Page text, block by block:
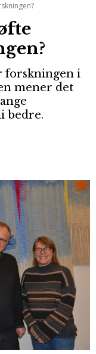
forskningen i
mener det
bedre.